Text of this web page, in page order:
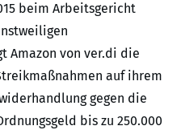
beim Arbeitsgericht
Amazon von ver.di die
auf ihrem
gegen die
bis zu 250.000